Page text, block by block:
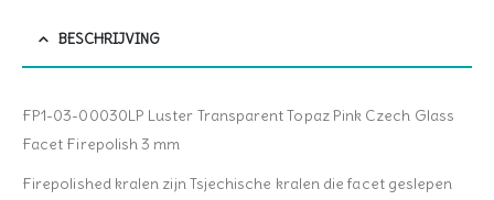
BESCHRIJVING
FP1-03-00030LP Luster Transparent Topaz Pink Czech Glass
Facet Firepolish 3 mm
Firepolished kralen zijn Tsjechische kralen die facet geslepen